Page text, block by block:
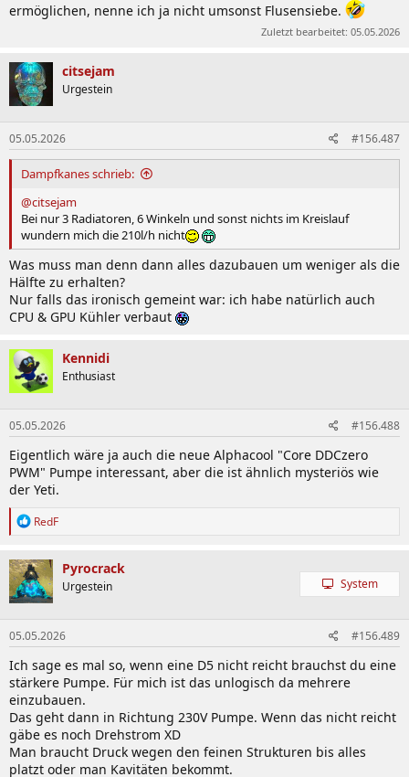
ermöglichen, nenne ich ja nicht umsonst Flusensiebe.
Zuletzt bearbeitet: 05.05.2026
citsejam
Urgestein
05.05.2026 #156.487
Dampfkanes schrieb:
@citsejam
Bei nur 3 Radiatoren, 6 Winkeln und sonst nichts im Kreislauf
wundern mich die 210l/h nicht
Was muss man denn dann alles dazubauen um weniger als die
Hälfte zu erhalten?
Nur falls das ironisch gemeint war: ich habe natürlich auch
CPU & GPU Kühler verbaut
Kennidi
Enthusiast
05.05.2026 #156.488
Eigentlich wäre ja auch die neue Alphacool "Core DDCzero
PWM" Pumpe interessant, aber die ist ähnlich mysteriös wie
der Yeti.
R
k
t
i
o
n
e
n
:
RedF
Pyrocrack
Urgestein System
05.05.2026 #156.489
Ich sage es mal so, wenn eine D5 nicht reicht brauchst du eine
stärkere Pumpe. Für mich ist das unlogisch da mehrere
einzubauen.
Das geht dann in Richtung 230V Pumpe. Wenn das nicht reicht
gäbe es noch Drehstrom XD
Man braucht Druck wegen den feinen Strukturen bis alles
platzt oder man Kavitäten bekommt.